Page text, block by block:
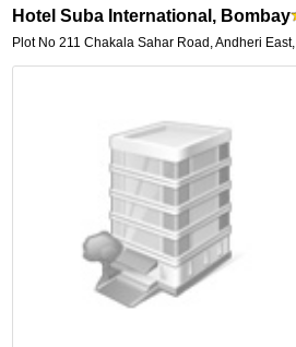
Hotel Suba International, Bombay
Plot No 211 Chakala Sahar Road, Andheri East,